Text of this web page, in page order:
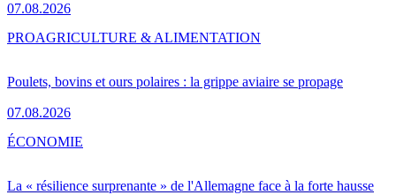
07.08.2026
Poulets, bovins et ours polaires : la grippe aviaire se propage
07.08.2026
PROAGRICULTURE & ALIMENTATION
La « résilience surprenante » de l'Allemagne face à la forte hausse
ÉCONOMIE